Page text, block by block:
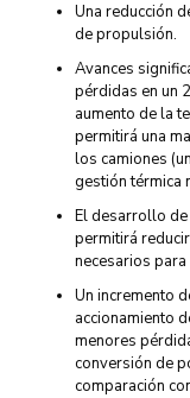
Una reducción
de propulsión.
Avances
pérdidas en un
aumento de la
permitirá una
los camiones
gestión térmica
El desarrollo de
permitirá
necesarios
Un incremento
accionamiento
menores
conversión de
comparación